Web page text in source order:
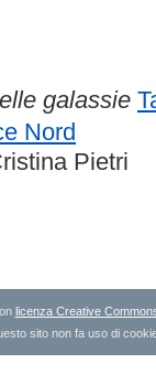
galassie
Nord
Pietri
licenza Creative
sito non fa uso di